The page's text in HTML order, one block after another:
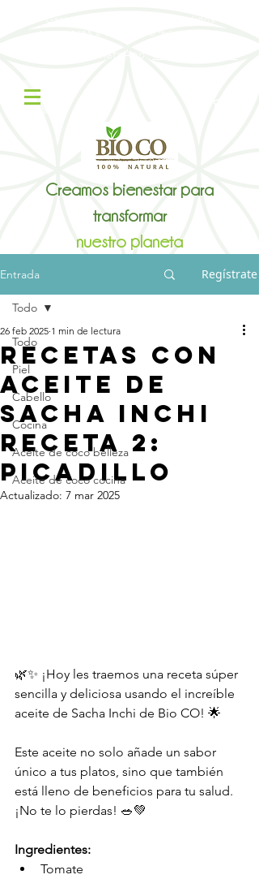
Creamos bienestar para
transformar
nuestro planeta
Entrada Regístrate
Todo
Piel
Cabello
Cocina
Aceite de coco belleza
Aceite de coco cocina
Todo
RECETAS CON
ACEITE DE
SACHA INCHI
RECETA 2:
PICADILLO
26 feb 2025 1 min de lectura
Actualizado: 7 mar 2025
🌿✨ ¡Hoy les traemos una receta súper
sencilla y deliciosa usando el increíble
aceite de Sacha Inchi de Bio CO! 🌟
Este aceite no solo añade un sabor
único a tus platos, sino que también
está lleno de beneficios para tu salud.
¡No te lo pierdas! 🥗💚
Ingredientes:
Tomate